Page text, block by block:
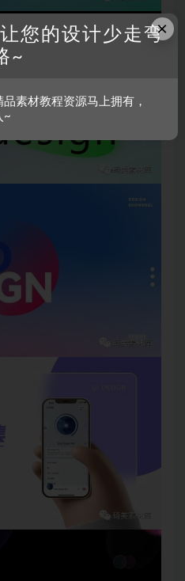
×
您的设计少走弯
~
素材教程资源马上拥有，
~